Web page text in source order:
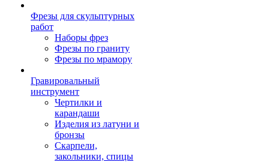
Фрезы для скульптурных
работ
Наборы фрез
Фрезы по граниту
Фрезы по мрамору
Гравировальный
инструмент
Чертилки и
карандаши
Изделия из латуни и
бронзы
Скарпели,
закольники, спицы